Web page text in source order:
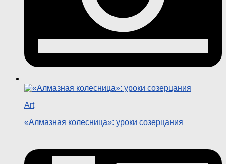
Art
«Алмазная колесница»: уроки созерцания